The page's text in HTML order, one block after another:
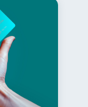
4